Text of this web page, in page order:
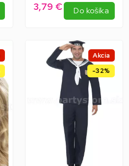
3,79 € Do košíka
Akcia
-32%